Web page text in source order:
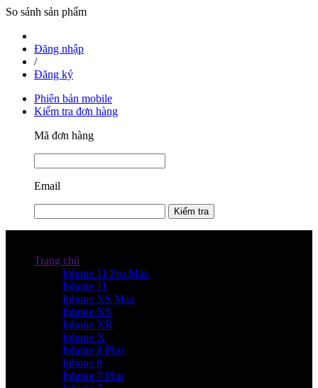
So sánh sản phẩm
Đăng nhập
/
Đăng ký
Phiên bản mobile
Kiểm tra đơn hàng
Mã đơn hàng
Email
Kiểm tra
Trang chủ
Iphone 11 Pro Max
Iphone 11
Iphone XS Max
Iphone XS
Iphone XR
Iphone X
Iphone 8 Plus
Iphone 8
Iphone 7 Plus